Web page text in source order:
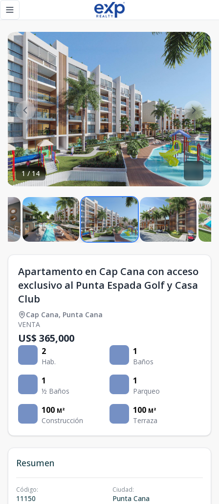
Toggle navigation menu
1/14
Apartamento en Cap Cana con acceso
exclusivo al Punta Espada Golf y Casa
Club
Cap Cana, Punta Cana
VENTA
US$ 365,000
2
Hab.
1
Baños
1
½ Baños
1
Parqueo
100 M²
Construcción
100 M²
Terraza
Resumen
Código:
11150
Ciudad:
Punta Cana
Apartamento en Cap Cana con acceso exclusivo al Punta